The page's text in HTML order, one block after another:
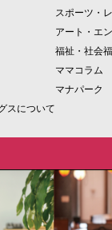
スポーツ・
アート・エ
福祉・社会
ママコラム
マナパーク
スについて